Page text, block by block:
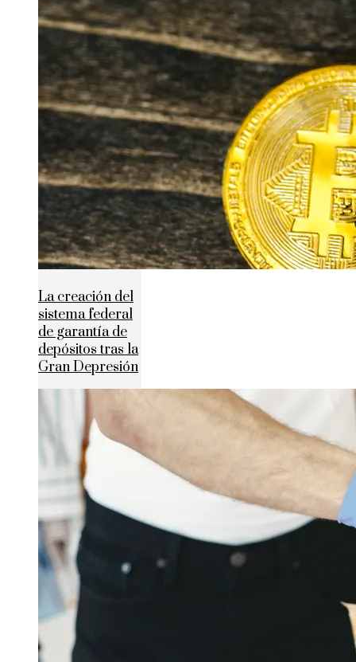
La creación del
sistema federal
de garantía de
depósitos tras la
Gran Depresión